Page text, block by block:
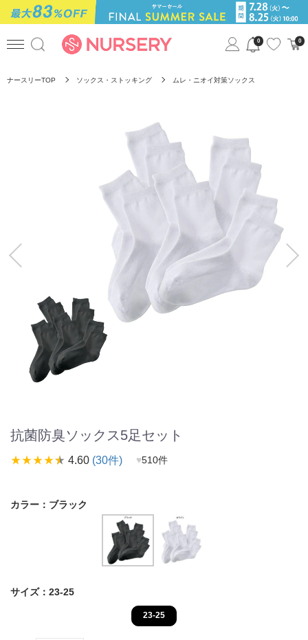
0 0
ナースリーTOP ソックス・ストッキング ムレ・ニオイ対策ソックス
抗菌防臭ソックス5足セット
star_ratestar_ratestar_ratestar_ratestar_rate 4.60 (30件) ♥510件
カラー： ブラック
サイズ： 23-25
23-25